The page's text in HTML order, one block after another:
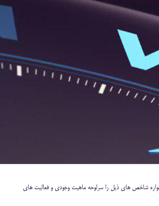
شاخص های ذیل را سرلوحه ماهیت وجودی و فعالیت های